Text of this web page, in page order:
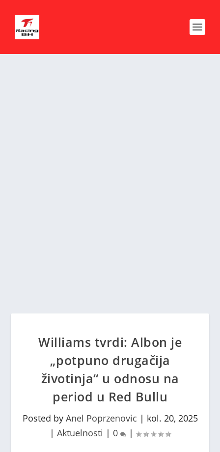
Williams tvrdi: Albon je
„potpuno drugačija
životinja“ u odnosu na
period u Red Bullu
Posted by Anel Poprzenovic | kol. 20, 2025
| Aktuelnosti | 0 |